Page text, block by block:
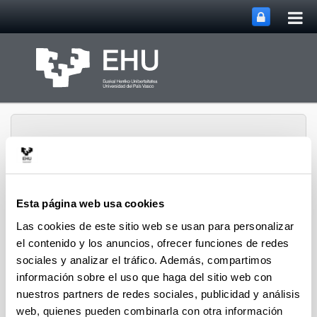
Esta página web usa cookies
Las cookies de este sitio web se usan para personalizar
el contenido y los anuncios, ofrecer funciones de redes
sociales y analizar el tráfico. Además, compartimos
información sobre el uso que haga del sitio web con
nuestros partners de redes sociales, publicidad y análisis
web, quienes pueden combinarla con otra información
Tecnología Electrónica
MenúAbrir/cerrar